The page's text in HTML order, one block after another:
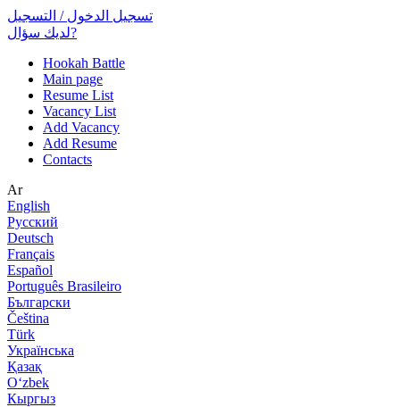
تسجيل الدخول / التسجيل
لديك سؤال?
Hookah Battle
Main page
Resume List
Vacancy List
Add Vacancy
Add Resume
Contacts
Ar
English
Русский
Deutsch
Français
Español
Português Brasileiro
Български
Čeština
Türk
Українська
Қазақ
Оʻzbek
Кыргыз